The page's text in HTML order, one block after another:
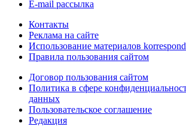
E-mail рассылка
Контакты
Реклама на сайте
Использование материалов
Правила пользования сайтом
Договор пользования сайтом
Политика в сфере
данных
Пользовательское соглашение
Редакция